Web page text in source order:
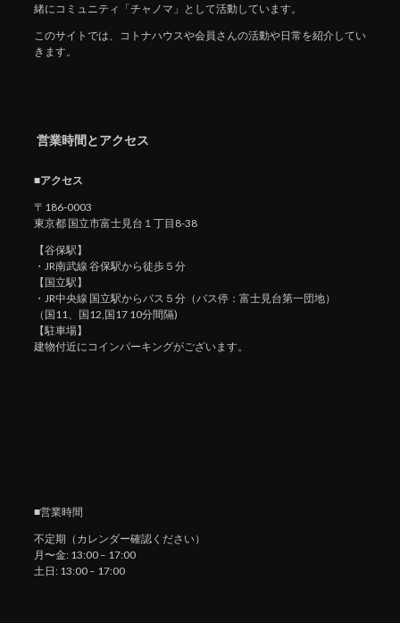
緒にコミュニティ「チャノマ」として活動しています。
このサイトでは、コトナハウスや会員さんの活動や日常を紹介してい
きます。
営業時間とアクセス
■アクセス
〒186-0003
東京都 国立市富士見台１丁目8-38
【谷保駅】
・JR南武線 谷保駅から徒歩５分
【国立駅】
・JR中央線 国立駅からバス５分（バス停：富士見台第一団地）
（国11、国12,国17 10分間隔)
【駐車場】
建物付近にコインパーキングがございます。
■営業時間
不定期（カレンダー確認ください）
月〜金: 13:00 – 17:00
土日: 13:00 – 17:00